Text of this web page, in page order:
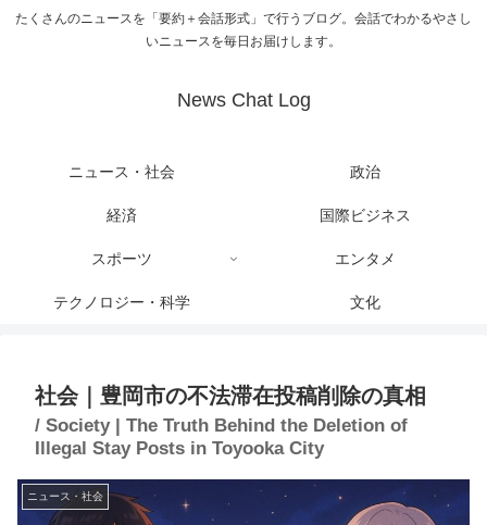
たくさんのニュースを「要約＋会話形式」で行うブログ。会話でわかるやさし
いニュースを毎日お届けします。
News Chat Log
ニュース・社会 政治
経済 国際ビジネス
スポーツ エンタメ
テクノロジー・科学 文化
社会｜豊岡市の不法滞在投稿削除の真相
/ Society | The Truth Behind the Deletion of
Illegal Stay Posts in Toyooka City
ニュース・社会